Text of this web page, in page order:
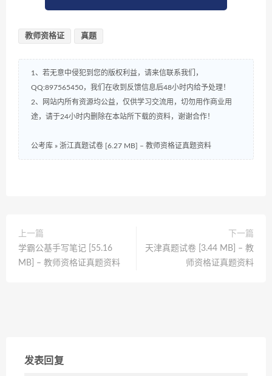
教师资格证 真题
1、若无意中侵犯到您的版权利益，请来信联系我们，
QQ:897565450，我们在收到反馈信息后48小时内给予处理！
2、网站内所有资源均公益，仅供学习交流用，切勿用作商业用
途，请于24小时内删除在本站所下载的资料，谢谢合作！
公考库 » 浙江真题试卷 [6.27 MB] – 教师资格证真题资料
上一篇
学霸公基手写笔记 [55.16
MB] – 教师资格证真题资料
下一篇
天津真题试卷 [3.44 MB] – 教
师资格证真题资料
发表回复